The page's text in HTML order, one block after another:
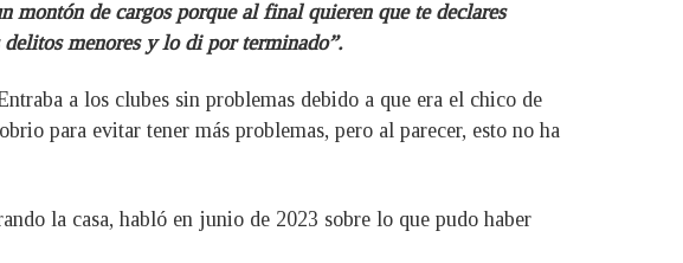
de cargos porque al final quieren que te declares
menores y lo di por terminado”.
a los clubes sin problemas debido a que era el chico de
para evitar tener más problemas, pero al parecer, esto no ha
la casa, habló en junio de 2023 sobre lo que pudo haber